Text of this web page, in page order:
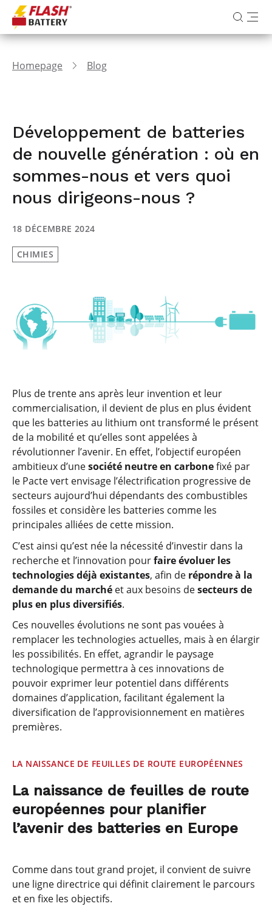
Homepage Blog
Développement de batteries
de nouvelle génération : où en
sommes-nous et vers quoi
nous dirigeons-nous ?
18 DÉCEMBRE 2024
CHIMIES
Plus de trente ans après leur invention et leur
commercialisation, il devient de plus en plus évident
que les batteries au lithium ont transformé le présent
de la mobilité et qu’elles sont appelées à
révolutionner l’avenir. En effet, l’objectif européen
ambitieux d’unesociété neutre en carbonefixé par
le Pacte vert envisage l’électrification progressive de
secteurs aujourd’hui dépendants des combustibles
fossiles et considère les batteries comme les
principales alliées de cette mission.
C’est ainsi qu’est née la nécessité d’investir dans la
recherche et l’innovation pourfaire évoluer les
technologies déjà existantes, afin de répondre à la
demande du marché et aux besoins desecteurs de
plus en plus diversifiés.
Ces nouvelles évolutions ne sont pas vouées à
remplacer les technologies actuelles, mais à en élargir
les possibilités. En effet, agrandir le paysage
technologique permettra à ces innovations de
pouvoir exprimer leur potentiel dans différents
domaines d’application, facilitant également la
diversification de l’approvisionnement en matières
premières.
LA NAISSANCE DE FEUILLES DE ROUTE EUROPÉENNES
La naissance de feuilles de route
européennes pour planifier
l’avenir des batteries en Europe
Comme dans tout grand projet, il convient de suivre
une ligne directrice qui définit clairement le parcours
et en fixe les objectifs.